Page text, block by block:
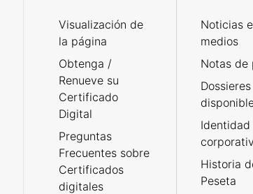
Visualización de
la página
Obtenga /
Renueve su
Certificado
Digital
Preguntas
Frecuentes sobre
Certificados
digitales
Noticias
medios
Notas de
Dossieres
Identidad
Historia
Peseta